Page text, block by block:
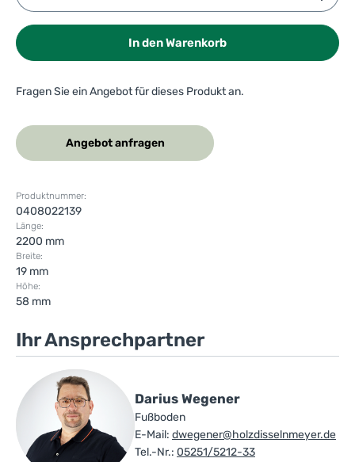
In den Warenkorb
Fragen Sie ein Angebot für dieses Produkt an.
Angebot anfragen
Produktnummer:
0408022139
Länge:
2200 mm
Breite:
19 mm
Höhe:
58 mm
Ihr Ansprechpartner
Darius Wegener
Fußboden
E-Mail: dwegener@holzdisselnmeyer.de
Tel.-Nr.: 05251/5212-33